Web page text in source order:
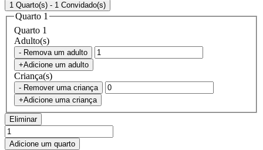
1 Quarto(s) - 1 Convidado(s)
Quarto 1
Quarto 1
Adulto(s)
- Remova um adulto
+Adicione um adulto
Criança(s)
- Remover uma criança
+Adicione uma criança
Eliminar
Adicione um quarto